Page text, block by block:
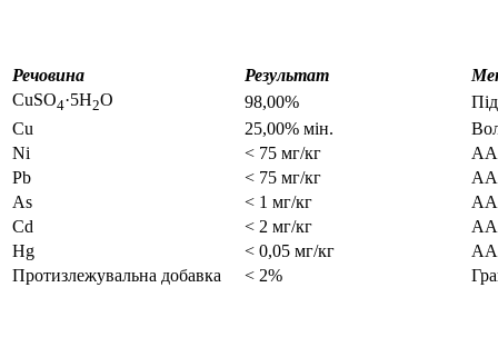
Речовина Результат
CuSO4·5H2O 98,00%
Cu
25,00% мін.
Ni
< 75 мг/кг
Pb
< 75 мг/кг
As
< 1 мг/кг
Cd
< 2 мг/кг
Hg
< 0,05 мг/кг
Протизлежувальна добавка
< 2%